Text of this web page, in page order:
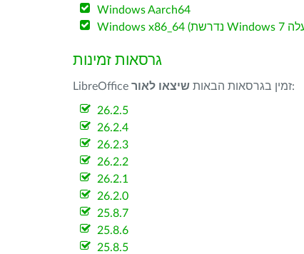
Windows Aarch64
גרסאות זמינות
LibreOffice זמין בגרסאות הבאות שיצאו לאור :
26.2.5
26.2.4
26.2.3
26.2.2
26.2.1
26.2.0
25.8.7
25.8.6
25.8.5